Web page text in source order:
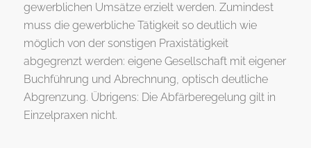
gewerblichen Umsätze erzielt werden. Zumindest
muss die gewerbliche Tätigkeit so deutlich wie
möglich von der sonstigen Praxistätigkeit
abgegrenzt werden: eigene Gesellschaft mit eigener
Buchführung und Abrechnung, optisch deutliche
Abgrenzung. Übrigens: Die Abfärberegelung gilt in
Einzelpraxen nicht.